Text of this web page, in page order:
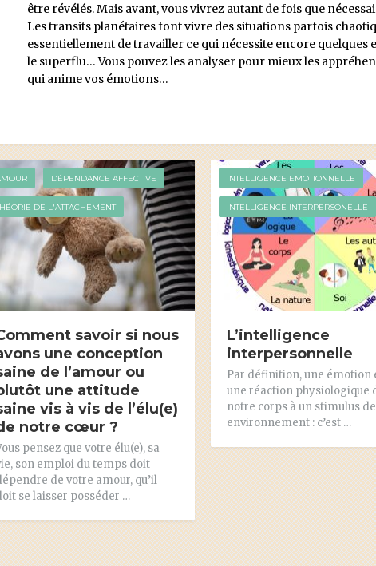
être révélés. Mais avant, vous vivrez autant de fois que
Les transits planétaires font vivre des situations parfois
essentiellement de travailler ce qui nécessite encore
le superflu… Vous pouvez les analyser pour mieux les
qui anime vos émotions…
DÉPENDANCE AFFECTIVE
DE L'ATTACHEMENT
savoir si nous
une conception
de l’amour ou
une attitude
vis à vis de l’élu(e)
notre cœur ?
pensez que votre élu(e), sa
son emploi du temps doit
de votre amour, qu’il
se laisser posséder …
INTELLIGENCE EMOTIONNELLE
INTELLIGENCE INTERPERSONELLE
L’intelligence
interpersonnelle
Par définition, une émotion
une réaction physiologique
notre corps à un stimulus
environnement : c’est …